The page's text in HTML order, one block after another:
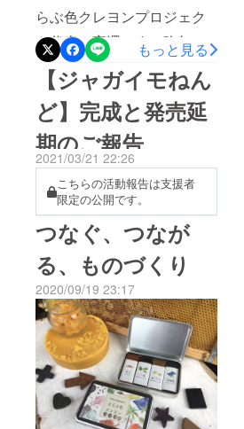
らぶ色クレヨンプロジェク
ト代表の宮澤です。昨年7月
にクラウドファンディング
に挑戦させていただいてか
ら、はや9カ月。 本日つい
についに、【ジャガイモね
んど】発売になりました！
ここまでの道のりは決して
平坦ではありませんでした
が、プロジェクト支援者さ
まや応援してくださる皆さ
ま、協力してくださる島の
方、一緒に悩み喜びを共有
できる仲間の存在があった
から、前に進んで来られた
のだと感じています。力を
貸してくれた皆さまに発売
もっと見る
【ジャガイモねん
ど】完成と発売延
期のご報告
2021/03/21 22:26
こちらの活動報告は支援者
限定の公開です。
つなぐ、つなが
る、ものづくり
2020/09/19 23:17